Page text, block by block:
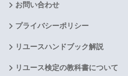
お問い合わせ
プライバシーポリシー
リユースハンドブック解説
リユース検定の教科書について